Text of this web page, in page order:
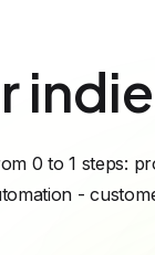
0 to 1 steps:
-